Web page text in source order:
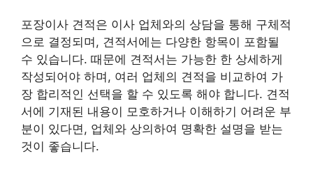
포장이사 견적은 이사 업체와의 상담을 통해 구체적
으로 결정되며, 견적서에는 다양한 항목이 포함될
수 있습니다. 때문에 견적서는 가능한 한 상세하게
작성되어야 하며, 여러 업체의 견적을 비교하여 가
장 합리적인 선택을 할 수 있도록 해야 합니다. 견적
서에 기재된 내용이 모호하거나 이해하기 어려운 부
분이 있다면, 업체와 상의하여 명확한 설명을 받는
것이 좋습니다.